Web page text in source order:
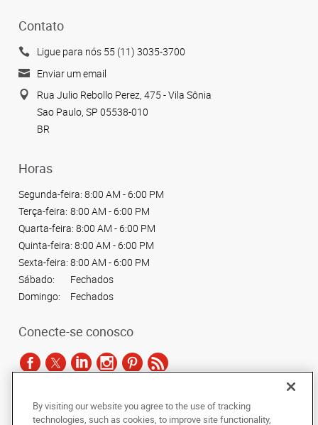
Contato
Ligue para nós 55 (11) 3035-3700
Enviar um email
Rua Julio Rebollo Perez, 475 - Vila Sônia
Sao Paulo, SP 05538-010
BR
Horas
Segunda-feira: 8:00 AM - 6:00 PM
Terça-feira: 8:00 AM - 6:00 PM
Quarta-feira: 8:00 AM - 6:00 PM
Quinta-feira: 8:00 AM - 6:00 PM
Sexta-feira: 8:00 AM - 6:00 PM
Sábado:
Fechados
Domingo:
Fechados
Conecte-se conosco
De acordo com as leis de direitos autorais, esta documentação não pode ser
By visiting our website you agree to the use of tracking
technologies, such as cookies, to improve site functionality,